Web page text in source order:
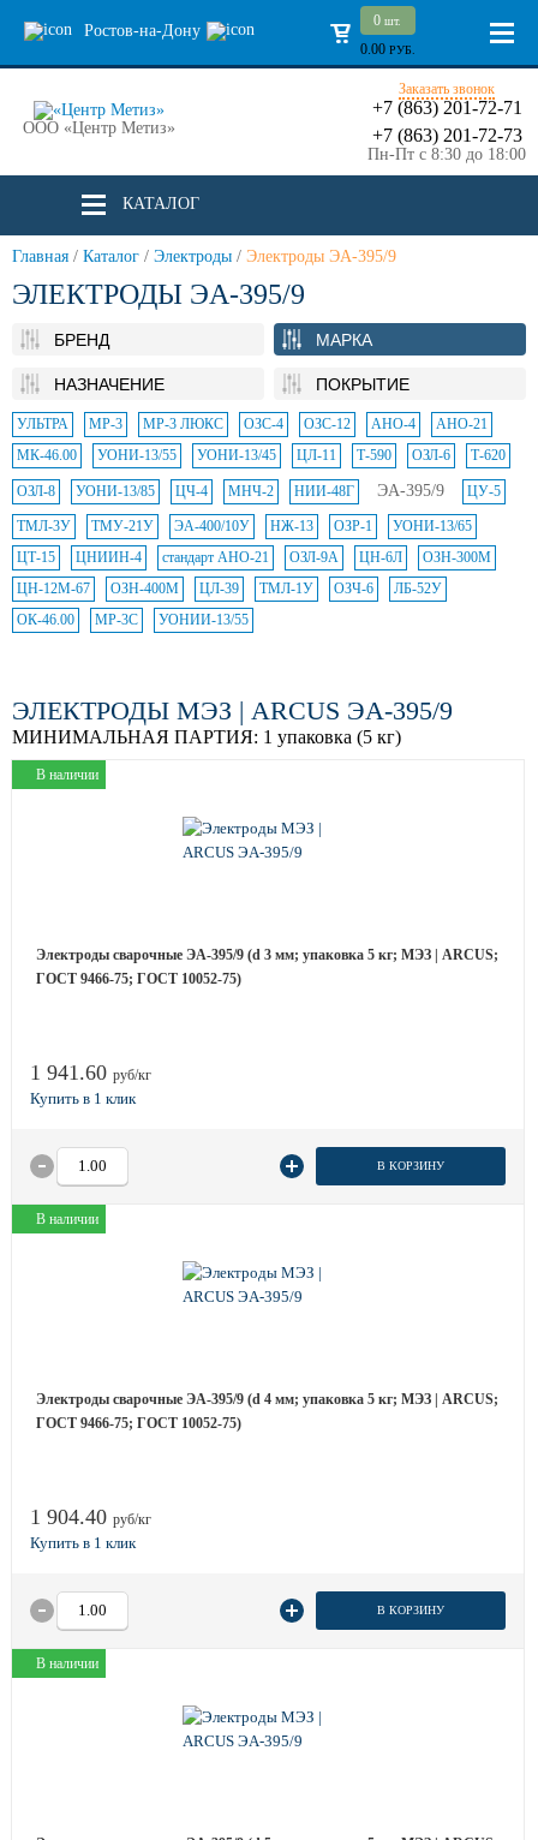
Ростов-на-Дону
0 шт.
0.00 РУБ.
ООО «Центр Метиз»
Заказать звонок
+7 (863) 201-72-71
+7 (863) 201-72-73
Пн-Пт с 8:30 до 18:00
КАТАЛОГ
Главная / Каталог / Электроды / Электроды ЭА-395/9
ЭЛЕКТРОДЫ ЭА-395/9
БРЕНД МАРКА
НАЗНАЧЕНИЕ ПОКРЫТИЕ
УЛЬТРА МР-3 МР-3 ЛЮКС ОЗС-4 ОЗС-12 АНО-4
АНО-21
МК-46.00
УОНИ-13/55 УОНИ-13/45 ЦЛ-11 Т-590 ОЗЛ-6 Т-620
ОЗЛ-8 УОНИ-13/85 ЦЧ-4 МНЧ-2 НИИ-48Г ЭА-395/9 ЦУ-5
ТМЛ-3У ТМУ-21У ЭА-400/10У НЖ-13 ОЗР-1
УОНИ-13/65
ЦТ-15
ЦНИИН-4 стандарт АНО-21 ОЗЛ-9А ЦН-6Л
ОЗН-300М
ЦН-12М-67
ОЗН-400М ЦЛ-39 ТМЛ-1У ОЗЧ-6
ЛБ-52У
ОК-46.00
МР-3С УОНИИ-13/55
ЭЛЕКТРОДЫ МЭЗ | ARCUS ЭА-395/9
МИНИМАЛЬНАЯ ПАРТИЯ: 1 упаковка (5 кг)
В наличии
Электроды сварочные ЭА-395/9 (d 3 мм; упаковка 5 кг; МЭЗ | ARCUS;
ГОСТ 9466-75; ГОСТ 10052-75)
1 941.60 руб/кг
В КОРЗИНУ
В наличии
Электроды сварочные ЭА-395/9 (d 4 мм; упаковка 5 кг; МЭЗ | ARCUS;
ГОСТ 9466-75; ГОСТ 10052-75)
1 904.40 руб/кг
В КОРЗИНУ
В наличии